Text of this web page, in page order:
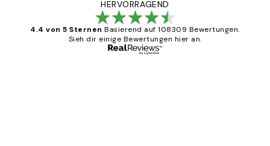
HERVORRAGEND
4.4 von 5 Sternen Basierend auf 108309 Bewertungen.
Sieh dir einige Bewertungen hier an.